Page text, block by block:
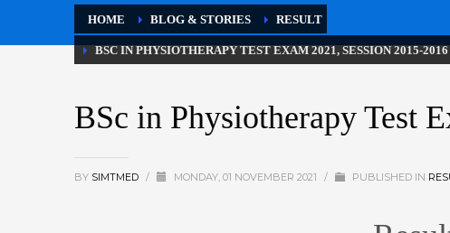
HOME BLOG & STORIES RESULT
BSC IN PHYSIOTHERAPY TEST EXAM 2021, SESSION 2015-2016
BSc in Physiotherapy Test
BY SIMTMED / MONDAY, 01 NOVEMBER 2021 / PUBLISHED IN